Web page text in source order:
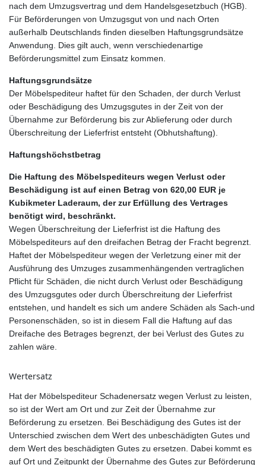
nach dem Umzugsvertrag und dem Handelsgesetzbuch (HGB).
Für Beförderungen von Umzugsgut von und nach Orten
außerhalb Deutschlands finden dieselben Haftungsgrundsätze
Anwendung. Dies gilt auch, wenn verschiedenartige
Beförderungsmittel zum Einsatz kommen.
Haftungsgrundsätze
Der Möbelspediteur haftet für den Schaden, der durch Verlust
oder Beschädigung des Umzugsgutes in der Zeit von der
Übernahme zur Beförderung bis zur Ablieferung oder durch
Überschreitung der Lieferfrist entsteht (Obhutshaftung).
Haftungshöchstbetrag
Die Haftung des Möbelspediteurs wegen Verlust oder
Beschädigung ist auf einen Betrag von 620,00 EUR je
Kubikmeter Laderaum, der zur Erfüllung des Vertrages
benötigt wird, beschränkt.
Wegen Überschreitung der Lieferfrist ist die Haftung des
Möbelspediteurs auf den dreifachen Betrag der Fracht begrenzt.
Haftet der Möbelspediteur wegen der Verletzung einer mit der
Ausführung des Umzuges zusammenhängenden vertraglichen
Pflicht für Schäden, die nicht durch Verlust oder Beschädigung
des Umzugsgutes oder durch Überschreitung der Lieferfrist
entstehen, und handelt es sich um andere Schäden als Sach-und
Personenschäden, so ist in diesem Fall die Haftung auf das
Dreifache des Betrages begrenzt, der bei Verlust des Gutes zu
zahlen wäre.
Wertersatz
Hat der Möbelspediteur Schadenersatz wegen Verlust zu leisten,
so ist der Wert am Ort und zur Zeit der Übernahme zur
Beförderung zu ersetzen. Bei Beschädigung des Gutes ist der
Unterschied zwischen dem Wert des unbeschädigten Gutes und
dem Wert des beschädigten Gutes zu ersetzen. Dabei kommt es
auf Ort und Zeitpunkt der Übernahme des Gutes zur Beförderung